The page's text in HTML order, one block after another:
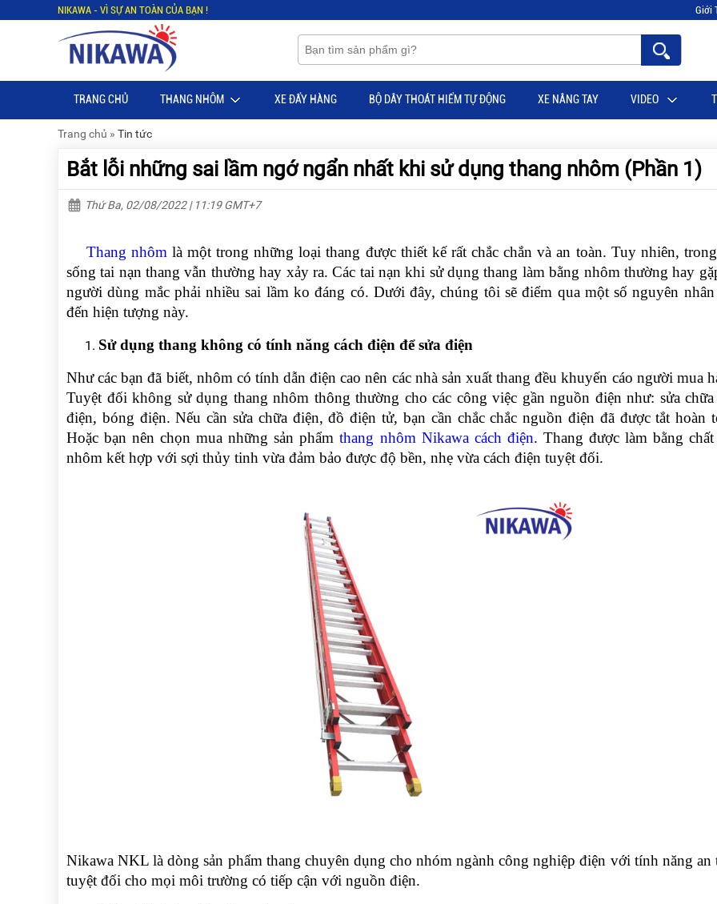
NIKAWA - VÌ SỰ AN TOÀN CỦA BẠN ! Giới
TRANG CHỦ THANG NHÔM XE ĐẨY HÀNG BỘ DÂY THOÁT HIỂM TỰ ĐỘNG XE NÂNG TAY VIDEO
Menu
CHỦ
Menu
CHỦ
Trang chủ » Tin tức
Bắt lỗi những sai lầm ngớ ngẩn nhất khi sử dụng thang nhôm (Phần 1)
Thứ Ba, 02/08/2022 | 11:19 GMT+7
Thang nhôm là một trong những loại thang được thiết kế rất chắc chắn và an toàn. Tuy nhiên,
sống tai nạn thang vẫn thường hay xảy ra. Các tai nạn khi sử dụng thang làm bằng nhôm thường hay
người dùng mắc phải nhiều sai lầm ko đáng có. Dưới đây, chúng tôi sẽ điểm qua một số nguyên nhân
đến hiện tượng này.
Sử dụng thang không có tính năng cách điện để sửa điện
Như các bạn đã biết, nhôm có tính dẫn điện cao nên các nhà sản xuất thang đều khuyến cáo người mua
Tuyệt đối không sử dụng thang nhôm thông thường cho các công việc gần nguồn điện như: sửa
điện, bóng điện. Nếu cần sửa chữa điện, đồ điện tử, bạn cần chắc chắc nguồn điện đã được tắt hoàn
Hoặc bạn nên chọn mua những sản phẩmthang nhôm Nikawa cách điện. Thang được làm bằng chất
nhôm kết hợp với sợi thủy tinh vừa đảm bảo được độ bền, nhẹ vừa cách điện tuyệt đối.
Nikawa NKL là dòng sản phẩm thang chuyên dụng cho nhóm ngành công nghiệp điện với tính năng an
tuyệt đối cho mọi môi trường có tiếp cận với nguồn điện.